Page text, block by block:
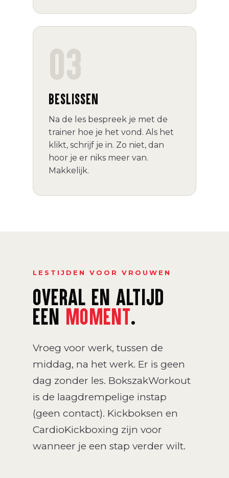
03
BESLISSEN
Na de les bespreek je met de
trainer hoe je het vond. Als het
klikt, schrijf je in. Zo niet, dan
hoor je er niks meer van.
Makkelijk.
LESTIJDEN VOOR VROUWEN
OVERAL EN ALTIJD
EEN MOMENT.
Vroeg voor werk, tussen de
middag, na het werk. Er is geen
dag zonder les. BokszakWorkout
is de laagdrempelige instap
(geen contact). Kickboksen en
CardioKickboxing zijn voor
wanneer je een stap verder wilt.